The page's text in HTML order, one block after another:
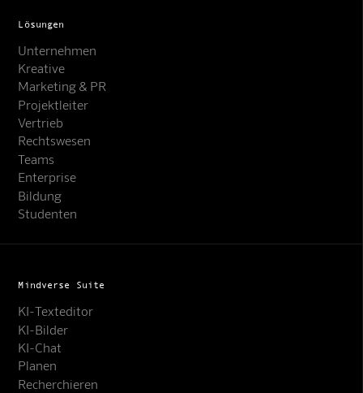
Lösungen
Unternehmen
Kreative
Marketing & PR
Projektleiter
Vertrieb
Rechtswesen
Teams
Enterprise
Bildung
Studenten
Mindverse Suite
KI-Texteditor
KI-Bilder
KI-Chat
Planen
Recherchieren